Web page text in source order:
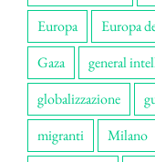
Europa
Europa
Gaza
general
globalizzazione
migranti
Milano